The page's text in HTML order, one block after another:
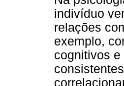
indivíduo
relações
exemplo,
cognitivos